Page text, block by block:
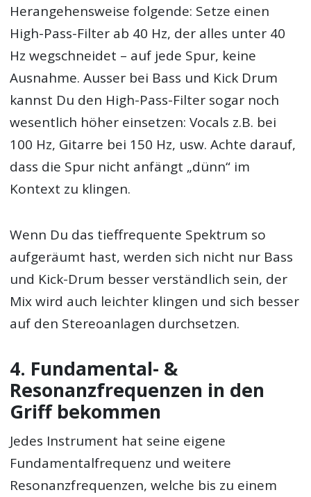
Herangehensweise folgende: Setze einen
High-Pass-Filter ab 40 Hz, der alles unter 40
Hz wegschneidet – auf jede Spur, keine
Ausnahme. Ausser bei Bass und Kick Drum
kannst Du den High-Pass-Filter sogar noch
wesentlich höher einsetzen: Vocals z.B. bei
100 Hz, Gitarre bei 150 Hz, usw. Achte darauf,
dass die Spur nicht anfängt „dünn“ im
Kontext zu klingen.
Wenn Du das tieffrequente Spektrum so
aufgeräumt hast, werden sich nicht nur Bass
und Kick-Drum besser verständlich sein, der
Mix wird auch leichter klingen und sich besser
auf den Stereoanlagen durchsetzen.
4. Fundamental- &
Resonanzfrequenzen in den
Griff bekommen
Jedes Instrument hat seine eigene
Fundamentalfrequenz und weitere
Resonanzfrequenzen, welche bis zu einem